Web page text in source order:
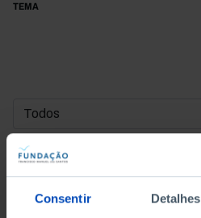
Consentir Detalhes
TEMA
DATA DE INÍCIO
DATA DE FIM